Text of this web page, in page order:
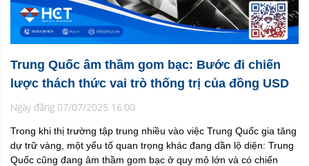
Trung Quốc âm thầm gom bạc: Bước đi chiến
lược thách thức vai trò thống trị của đồng USD
Ngày đăng 07/07/2025 16:00
Trong khi thị trường tập trung nhiều vào việc Trung Quốc gia tăng
dự trữ vàng, một yếu tố quan trọng khác đang dần lộ diện: Trung
Quốc cũng đang âm thầm gom bạc ở quy mô lớn và có chiến